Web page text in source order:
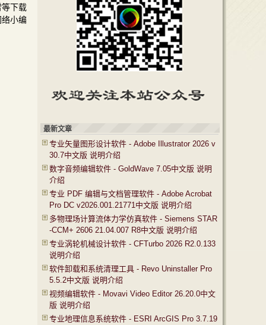
最新文章
专业矢量图形设计软件 - Adobe Illustrator 2026 v
30.7中文版 说明介绍
数字音频编辑软件 - GoldWave 7.05中文版 说明
介绍
专业 PDF 编辑与文档管理软件 - Adobe Acrobat
Pro DC v2026.001.21771中文版 说明介绍
多物理场计算流体力学仿真软件 - Siemens STAR
-CCM+ 2606 21.04.007 R8中文版 说明介绍
专业涡轮机械设计软件 - CFTurbo 2026 R2.0.133
说明介绍
软件卸载和系统清理工具 - Revo Uninstaller Pro
5.5.2中文版 说明介绍
视频编辑软件 - Movavi Video Editor 26.20.0中文
版 说明介绍
专业地理信息系统软件 - ESRI ArcGIS Pro 3.7.19
下载
小编